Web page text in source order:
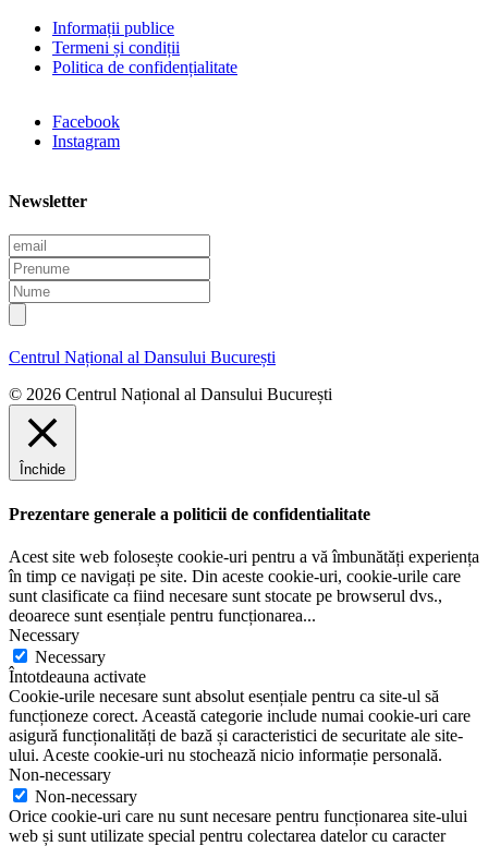
Informații publice
Termeni și condiții
Politica de confidențialitate
Facebook
Instagram
Newsletter
E
m
a
i
l
P
r
e
n
m
N
u
m
e
Centrul Național al Dansului București
© 2026 Centrul Național al Dansului București
Închide
Prezentare generale a politicii de confidentialitate
Acest site web folosește cookie-uri pentru a vă îmbunătăți experiența
în timp ce navigați pe site. Din aceste cookie-uri, cookie-urile care
sunt clasificate ca fiind necesare sunt stocate pe browserul dvs.,
deoarece sunt esențiale pentru funcționarea...
Necessary
Necessary
Întotdeauna activate
Cookie-urile necesare sunt absolut esențiale pentru ca site-ul să
funcționeze corect. Această categorie include numai cookie-uri care
asigură funcționalități de bază și caracteristici de securitate ale site-
ului. Aceste cookie-uri nu stochează nicio informație personală.
Non-necessary
Non-necessary
Orice cookie-uri care nu sunt necesare pentru funcționarea site-ului
web și sunt utilizate special pentru colectarea datelor cu caracter